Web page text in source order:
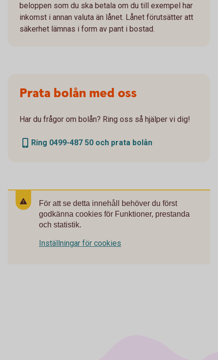
beloppen som du ska betala om du till exempel har
inkomst i annan valuta än lånet. Lånet förutsätter att
säkerhet lämnas i form av pant i bostad.
Prata bolån med oss
Har du frågor om bolån? Ring oss så hjälper vi dig!
Ring 0499-487 50 och prata bolån
För att se detta innehåll behöver du först
godkänna cookies för Funktioner, prestanda
och statistik.
Inställningar för cookies